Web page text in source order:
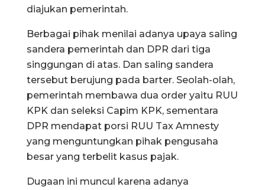
diajukan pemerintah.
Berbagai pihak menilai adanya upaya saling
sandera pemerintah dan DPR dari tiga
singgungan di atas. Dan saling sandera
tersebut berujung pada barter. Seolah-olah,
pemerintah membawa dua order yaitu RUU
KPK dan seleksi Capim KPK, sementara
DPR mendapat porsi RUU Tax Amnesty
yang menguntungkan pihak pengusaha
besar yang terbelit kasus pajak.
Dugaan ini muncul karena adanya